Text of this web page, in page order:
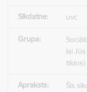
uvc
lai
tīklos)
Šīs